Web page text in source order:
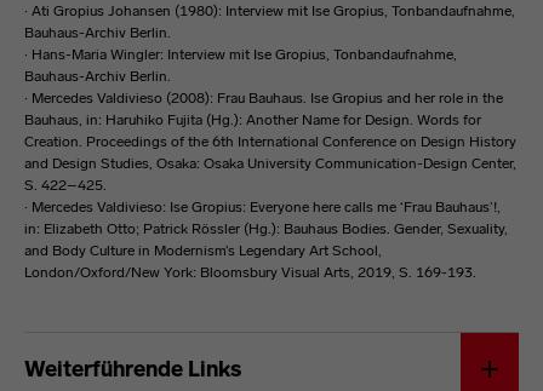
· Ati Gropius Johansen (1980): Interview mit Ise Gropius, Tonbandaufnahme,
Bauhaus-Archiv Berlin.
· Hans-Maria Wingler: Interview mit Ise Gropius, Tonbandaufnahme,
Bauhaus-Archiv Berlin.
· Mercedes Valdivieso (2008): Frau Bauhaus. Ise Gropius and her role in the
Bauhaus, in: Haruhiko Fujita (Hg.): Another Name for Design. Words for
Creation. Proceedings of the 6th International Conference on Design History
and Design Studies, Osaka: Osaka University Communication-Design Center,
S. 422–425.
· Mercedes Valdivieso: Ise Gropius: Everyone here calls me ‘Frau Bauhaus’!,
in: Elizabeth Otto; Patrick Rössler (Hg.): Bauhaus Bodies. Gender, Sexuality,
and Body Culture in Modernism’s Legendary Art School,
London/Oxford/New York: Bloomsbury Visual Arts, 2019, S. 169-193.
Weiterführende Links